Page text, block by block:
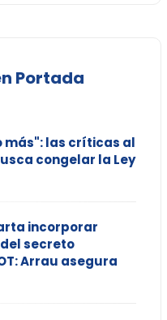
Portada
más": las críticas al
congelar la Ley
incorporar
secreto
Arrau asegura